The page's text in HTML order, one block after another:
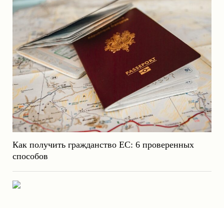
Как получить гражданство ЕС: 6 проверенных
способов